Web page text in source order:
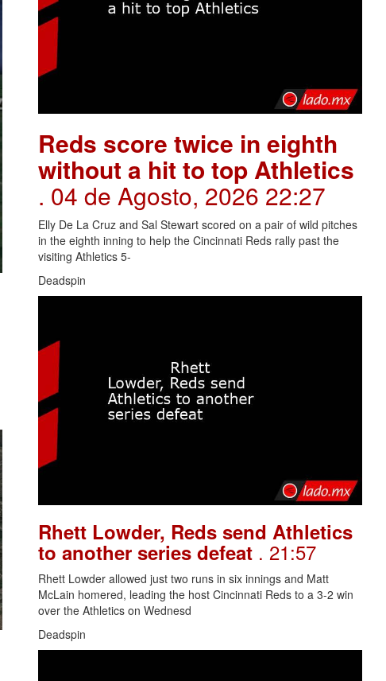
Reds score twice in eighth
without a hit to top Athletics
. 04 de Agosto, 2026 22:27
Elly De La Cruz and Sal Stewart scored on a pair of wild pitches
in the eighth inning to help the Cincinnati Reds rally past the
visiting Athletics 5-
Deadspin
Rhett Lowder, Reds send Athletics
to another series defeat . 21:57
Rhett Lowder allowed just two runs in six innings and Matt
McLain homered, leading the host Cincinnati Reds to a 3-2 win
over the Athletics on Wednesd
Deadspin